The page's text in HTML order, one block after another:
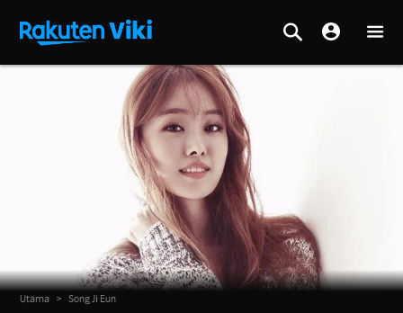
Utama > Song Ji Eun